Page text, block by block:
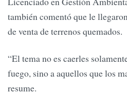
también comentó que le
de venta de terrenos quemados.
“El tema no es caerles
fuego, sino a aquellos que los
resume.